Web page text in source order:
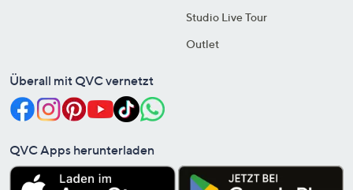
Studio Live Tour
Outlet
Überall mit QVC vernetzt
QVC Apps herunterladen